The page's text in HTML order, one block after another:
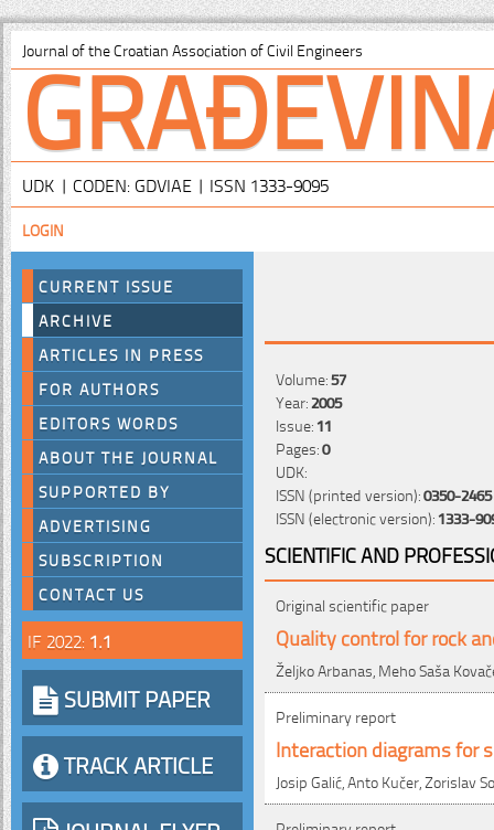
Journal of the Croatian Association of Civil Engineers
UDK | CODEN: GDVIAE | ISSN 1333-9095
LOGIN
CURRENT ISSUE
ARCHIVE
ARTICLES IN PRESS
FOR AUTHORS
EDITORS WORDS
ABOUT THE JOURNAL
SUPPORTED BY
ADVERTISING
SUBSCRIPTION
CONTACT US
IF 2022: 1.1
SUBMIT PAPER
TRACK ARTICLE
Volume:57
Year:2005
Issue:11
Pages:0
UDK:
ISSN (printed version):0350-2465
ISSN (electronic version):1333-
SCIENTIFIC AND
Original scientific paper
Quality control for rock
Željko Arbanas, Meho Saša
Preliminary report
Interaction diagrams for
Josip Galić, Anto Kučer, Zorislav